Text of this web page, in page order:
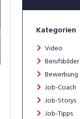
Kategorien
Video
Berufsbilder
Bewerbung
Job-Coach
Job-Storys
Job-Tipps